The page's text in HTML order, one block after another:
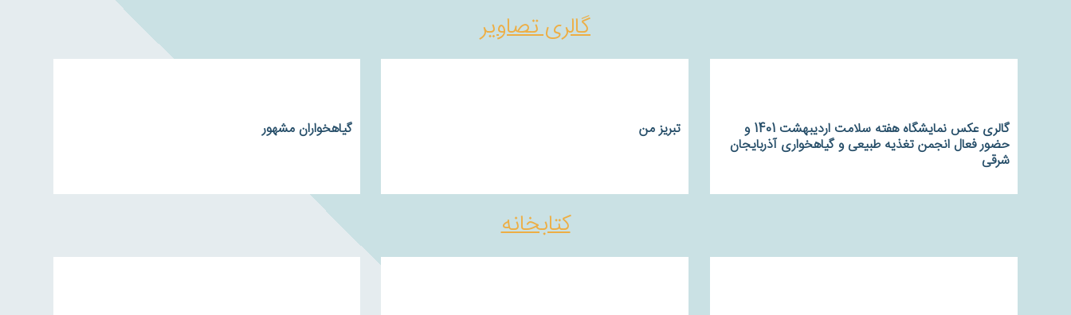
گالری تصاویر
گالری عکس نمایشگاه هفته سلامت اردیبهشت 1401 و
حضور فعال انجمن تغذیه طبیعی و گیاهخواری آذربایجان
شرقی
تبریز من گیاهخواران مشهور
کتابخانه